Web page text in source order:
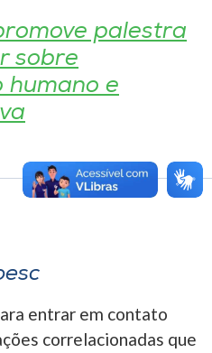
palestra
sobre
humano e
entrar em contato
correlacionadas que